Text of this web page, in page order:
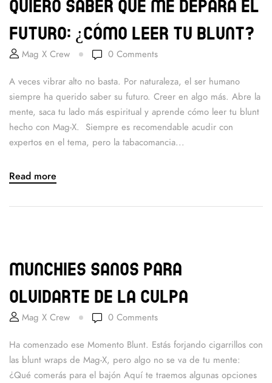
Quiero saber qué me depara el
futuro: ¿Cómo leer tu blunt?
Mag X Crew 0 Comments
A veces vibrar alto no basta. Por naturaleza, el ser humano
siempre ha querido saber su futuro. Creer en algo más. Abre la
mente, saca tu lado más espiritual y aprende cómo leer tu blunt
hecho con Mag-X. Siempre es recomendable acudir con
expertos en el tema, pero la tabacomancia...
Read more
Munchies sanos para
olvidarte de la culpa
Mag X Crew 0 Comments
Ha comenzado ese Momento Blunt. Estás forjando cigarrillos con
las blunt wraps de Mag-X, pero algo no se va de tu mente:
¿Qué comerás para el bajón Aquí te traemos algunas opciones